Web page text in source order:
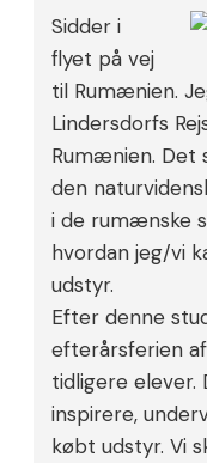
Sidder i
flyet på vej
til Rumænien.
Lindersdorfs
Rumænien. Det
den
i de rumænske
hvordan jeg/vi
udstyr.
Efter denne
efterårsferien
tidligere
inspirere,
købt udstyr. Vi